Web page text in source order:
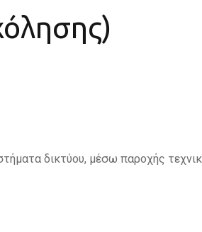
δικτύου, μέσω παροχής